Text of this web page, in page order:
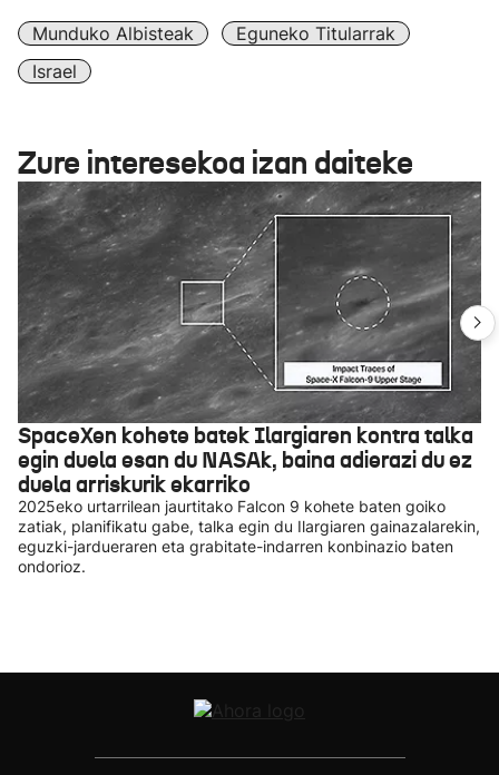
Munduko Albisteak
Eguneko Titularrak
Israel
Zure interesekoa izan daiteke
SpaceXen kohete batek Ilargiaren kontra talka
egin duela esan du NASAk, baina adierazi du ez
duela arriskurik ekarriko
2025eko urtarrilean jaurtitako Falcon 9 kohete baten goiko
zatiak, planifikatu gabe, talka egin du Ilargiaren gainazalarekin,
eguzki-jardueraren eta grabitate-indarren konbinazio baten
ondorioz.